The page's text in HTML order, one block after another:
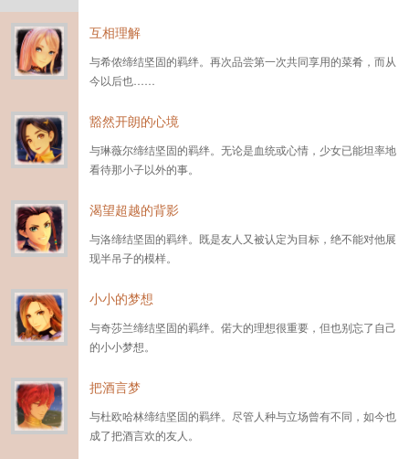
互相理解
与希侬缔结坚固的羁绊。再次品尝第一次共同享用的菜肴，而从
今以后也……
豁然开朗的心境
与琳薇尔缔结坚固的羁绊。无论是血统或心情，少女已能坦率地
看待那小子以外的事。
渴望超越的背影
与洛缔结坚固的羁绊。既是友人又被认定为目标，绝不能对他展
现半吊子的模样。
小小的梦想
与奇莎兰缔结坚固的羁绊。偌大的理想很重要，但也别忘了自己
的小小梦想。
把酒言梦
与杜欧哈林缔结坚固的羁绊。尽管人种与立场曾有不同，如今也
成了把酒言欢的友人。